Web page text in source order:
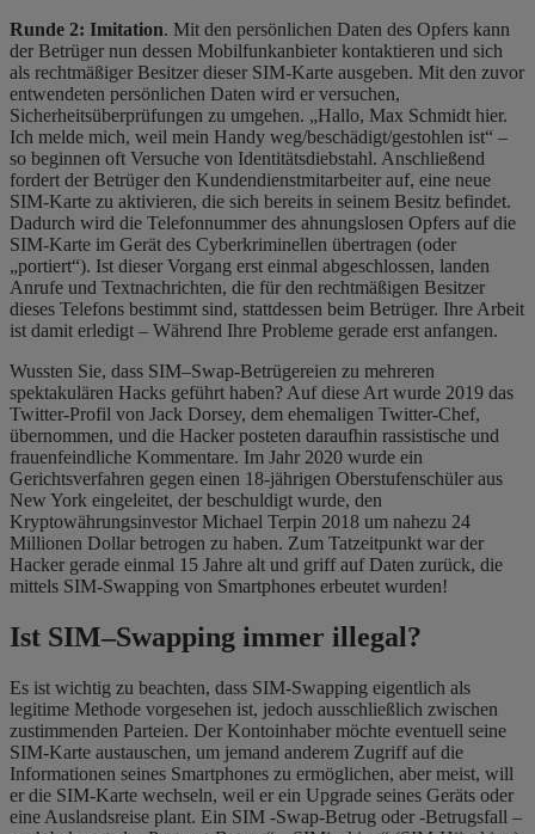
Runde 2: Imitation. Mit den persönlichen Daten des Opfers kann
der Betrüger nun dessen Mobilfunkanbieter kontaktieren und sich
als rechtmäßiger Besitzer dieser SIM-Karte ausgeben. Mit den zuvor
entwendeten persönlichen Daten wird er versuchen,
Sicherheitsüberprüfungen zu umgehen. „Hallo, Max Schmidt hier.
Ich melde mich, weil mein Handy weg/beschädigt/gestohlen ist“ –
so beginnen oft Versuche von Identitätsdiebstahl. Anschließend
fordert der Betrüger den Kundendienstmitarbeiter auf, eine neue
SIM-Karte zu aktivieren, die sich bereits in seinem Besitz befindet.
Dadurch wird die Telefonnummer des ahnungslosen Opfers auf die
SIM-Karte im Gerät des Cyberkriminellen übertragen (oder
„portiert“). Ist dieser Vorgang erst einmal abgeschlossen, landen
Anrufe und Textnachrichten, die für den rechtmäßigen Besitzer
dieses Telefons bestimmt sind, stattdessen beim Betrüger. Ihre Arbeit
ist damit erledigt – Während Ihre Probleme gerade erst anfangen.
Wussten Sie, dass SIM–Swap-Betrügereien zu mehreren
spektakulären Hacks geführt haben? Auf diese Art wurde 2019 das
Twitter-Profil von Jack Dorsey, dem ehemaligen Twitter-Chef,
übernommen, und die Hacker posteten daraufhin rassistische und
frauenfeindliche Kommentare. Im Jahr 2020 wurde ein
Gerichtsverfahren gegen einen 18-jährigen Oberstufenschüler aus
New York eingeleitet, der beschuldigt wurde, den
Kryptowährungsinvestor Michael Terpin 2018 um nahezu 24
Millionen Dollar betrogen zu haben. Zum Tatzeitpunkt war der
Hacker gerade einmal 15 Jahre alt und griff auf Daten zurück, die
mittels SIM-Swapping von Smartphones erbeutet wurden!
Ist SIM–Swapping immer illegal?
Es ist wichtig zu beachten, dass SIM-Swapping eigentlich als
legitime Methode vorgesehen ist, jedoch ausschließlich zwischen
zustimmenden Parteien. Der Kontoinhaber möchte eventuell seine
SIM-Karte austauschen, um jemand anderem Zugriff auf die
Informationen seines Smartphones zu ermöglichen, aber meist, will
er die SIM-Karte wechseln, weil er ein Upgrade seines Geräts oder
eine Auslandsreise plant. Ein SIM -Swap-Betrug oder -Betrugsfall –